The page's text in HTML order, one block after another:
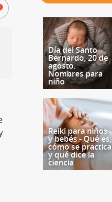
Día del Santo
Bernardo, 20 de
agosto.
Nombres para
niño
Reiki para niños
y bebés - Qué es,
cómo se practica
y qué dice la
ciencia